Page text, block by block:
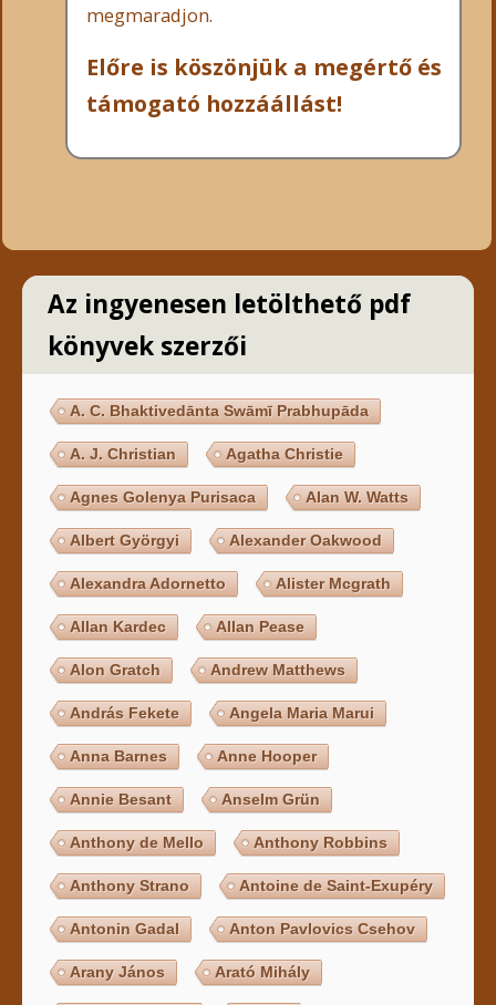
megmaradjon.
Előre is köszönjük a megértő és
támogató hozzáállást!
Az ingyenesen letölthető pdf
könyvek szerzői
A. C. Bhaktivedānta Swāmī Prabhupāda
A. J. Christian Agatha Christie
Agnes Golenya Purisaca Alan W. Watts
Albert Györgyi Alexander Oakwood
Alexandra Adornetto Alister Mcgrath
Allan Kardec Allan Pease
Alon Gratch Andrew Matthews
András Fekete Angela Maria Marui
Anna Barnes Anne Hooper
Annie Besant Anselm Grün
Anthony de Mello Anthony Robbins
Anthony Strano Antoine de Saint-Exupéry
Antonin Gadal Anton Pavlovics Csehov
Arany János Arató Mihály